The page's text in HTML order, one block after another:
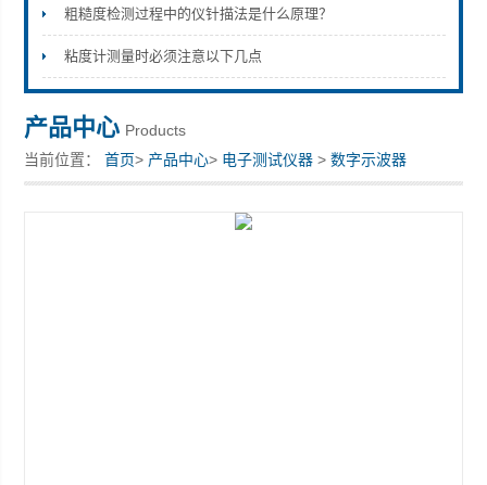
粗糙度检测过程中的仪针描法是什么原理？
粘度计测量时必须注意以下几点
产品中心 Products
当前位置：首页> 产品中心> 电子测试仪器 >数字示波器